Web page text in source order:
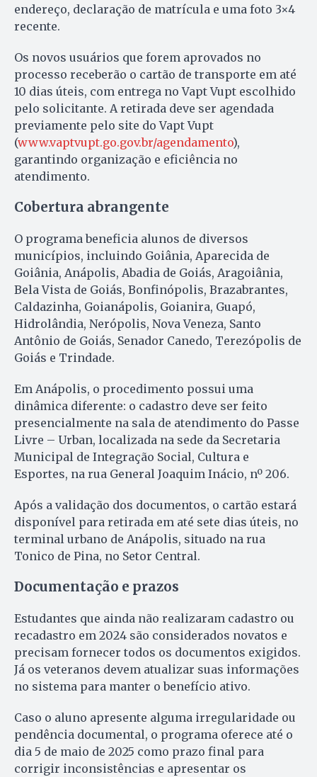
endereço, declaração de matrícula e uma foto 3×4
recente.
Os novos usuários que forem aprovados no
processo receberão o cartão de transporte em até
10 dias úteis, com entrega no Vapt Vupt escolhido
pelo solicitante. A retirada deve ser agendada
previamente pelo site do Vapt Vupt
(www.vaptvupt.go.gov.br/agendamento),
garantindo organização e eficiência no
atendimento.
Cobertura abrangente
O programa beneficia alunos de diversos
municípios, incluindo Goiânia, Aparecida de
Goiânia, Anápolis, Abadia de Goiás, Aragoiânia,
Bela Vista de Goiás, Bonfinópolis, Brazabrantes,
Caldazinha, Goianápolis, Goianira, Guapó,
Hidrolândia, Nerópolis, Nova Veneza, Santo
Antônio de Goiás, Senador Canedo, Terezópolis de
Goiás e Trindade.
Em Anápolis, o procedimento possui uma
dinâmica diferente: o cadastro deve ser feito
presencialmente na sala de atendimento do Passe
Livre – Urban, localizada na sede da Secretaria
Municipal de Integração Social, Cultura e
Esportes, na rua General Joaquim Inácio, nº 206.
Após a validação dos documentos, o cartão estará
disponível para retirada em até sete dias úteis, no
terminal urbano de Anápolis, situado na rua
Tonico de Pina, no Setor Central.
Documentação e prazos
Estudantes que ainda não realizaram cadastro ou
recadastro em 2024 são considerados novatos e
precisam fornecer todos os documentos exigidos.
Já os veteranos devem atualizar suas informações
no sistema para manter o benefício ativo.
Caso o aluno apresente alguma irregularidade ou
pendência documental, o programa oferece até o
dia 5 de maio de 2025 como prazo final para
corrigir inconsistências e apresentar os